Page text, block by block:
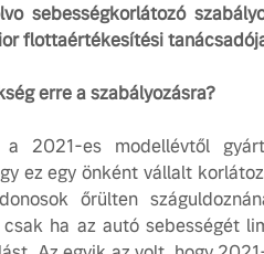
sebességkorlátozó
flottaértékesítési
erre a szabályozásra?
a 2021-es modellévtől
ez egy önként vállalt
őrülten
csak ha az autó sebességét